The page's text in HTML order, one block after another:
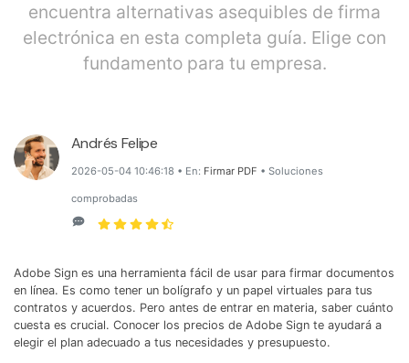
PDFelement para iPhone/iPad
PDFelement para Android
PDFelement Pro DC
PDF online Nuevo
Comprimir PDF
Combinar PDF
Convertir Word a PDF
Crear PDF
Personales
Convertir PDF
Editar PDF
Organizar PDF
Recortar PDF
Traductor de PDF con IA
Corrector gramatical de IA
Reescribir PDF con IA
Explicar PDF con IA
Chat IA con documentos
Generar imágenes IA Nuevo
IA de PDF
Anotación de PDF
Edición de PDF
Organización de PDF
Segurirdad de PDF
Softwares de PDF
Trucos de PDF
Trucos para Mac
Negocios
1-10 usuarios
Prueba gratis
encuentra alternativas asequibles de firma
electrónica en esta completa guía. Elige con
fundamento para tu empresa.
Andrés Felipe
2026-05-04 10:46:18 • En: Firmar PDF • Soluciones
comprobadas
Adobe Sign es una herramienta fácil de usar para firmar documentos
en línea. Es como tener un bolígrafo y un papel virtuales para tus
contratos y acuerdos. Pero antes de entrar en materia, saber cuánto
cuesta es crucial. Conocer los precios de Adobe Sign te ayudará a
elegir el plan adecuado a tus necesidades y presupuesto.